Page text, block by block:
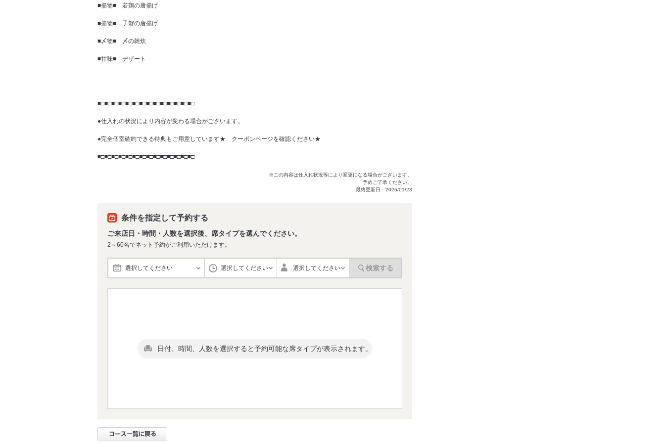
■揚物■ 若鶏の唐揚げ
■揚物■ 子蟹の唐揚げ
■〆物■ 〆の雑炊
■甘味■ デザート
■□■□■□■□■□■□■□■□■□■□■□■□■□■□
●仕入れの状況により内容が変わる場合がございます。
●完全個室確約できる特典もご用意しています★ クーポンページを確認ください★
■□■□■□■□■□■□■□■□■□■□■□■□■□■□
※この内容は仕入れ状況等により変更になる場合がございます。
予めご了承ください。
最終更新日：2026/01/23
条件を指定して予約する
ご来店日・時間・人数を選択後、席タイプを選んでください。
2～60名でネット予約がご利用いただけます。
選択してください 選択してください 選択してください 検索する
日付、時間、人数を選択すると予約可能な席タイプが表示されます。